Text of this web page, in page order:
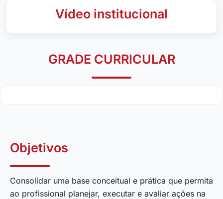
Vídeo institucional
GRADE CURRICULAR
Objetivos
Consolidar uma base conceitual e prática que permita
ao profissional planejar, executar e avaliar ações na